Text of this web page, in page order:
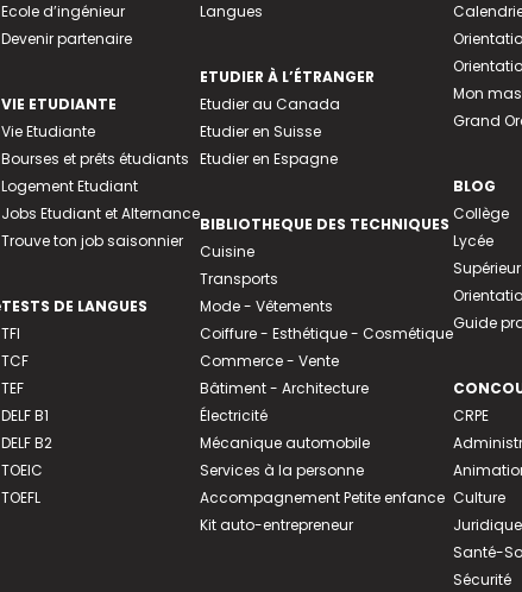
Ecole d’ingénieur
Devenir partenaire
VIE ETUDIANTE
Vie Etudiante
Bourses et prêts étudiants
Logement Etudiant
Jobs Etudiant et Alternance
Trouve ton job saisonnier
TESTS DE LANGUES
TFI
TCF
TEF
DELF B1
DELF B2
TOEIC
TOEFL
Langues
ETUDIER À L’ÉTRANGER
Etudier au Canada
Etudier en Suisse
Etudier en Espagne
BIBLIOTHEQUE DES TECHNIQUES
Cuisine
Transports
Mode - Vêtements
Coiffure - Esthétique - Cosmétique
Commerce - Vente
Bâtiment - Architecture
Électricité
Mécanique automobile
Services à la personne
Accompagnement Petite enfance
Kit auto-entrepreneur
Mon
Grand
BLOG
Collège
Lycée
Supérieur
Guide
CRPE
Culture
Juridique
Santé-
Sécurité